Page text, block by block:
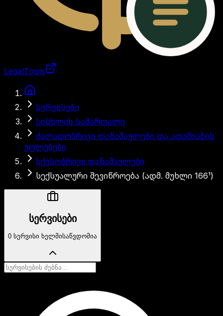
LegalTools
სერვისები
სისხლის სამართალი
ძალადობრივი დანაშაულები და ადამიანის
უფლებები
სქესობრივი დანაშაულები
სექსუალური შევიწროება (ადმ. მუხლი 166¹)
სერვისები
0 სერვისი ხელმისაწვდომია